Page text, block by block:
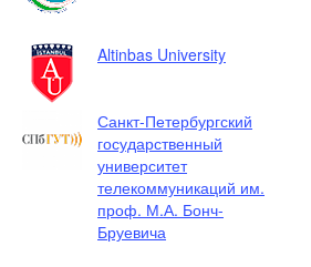
Altinbas University
Санкт-Петербургский
государственный
университет
телекоммуникаций им.
проф. М.А. Бонч-
Бруевича